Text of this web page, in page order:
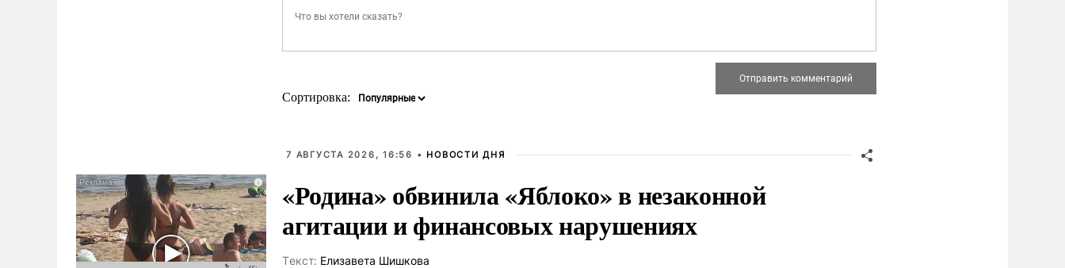
Сортировка:
7 АВГУСТА 2026, 16:56 • НОВОСТИ ДНЯ
«Родина» обвинила «Яблоко» в незаконной
агитации и финансовых нарушениях
Tекст: Елизавета Шишкова